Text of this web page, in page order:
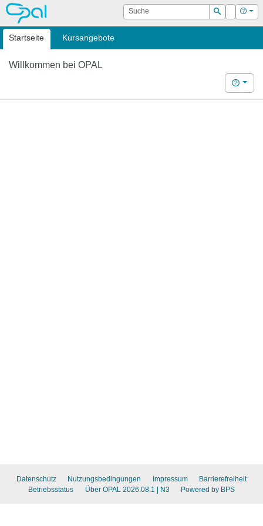
OPAL Suche
Suchen
Login Hilfe
Startseite Kursangebote
Willkommen bei OPAL
Hilfe
Datenschutz Nutzungsbedingungen Impressum
Barrierefreiheit
Betriebsstatus
Über OPAL 2026.08.1 | N3 Powered by BPS